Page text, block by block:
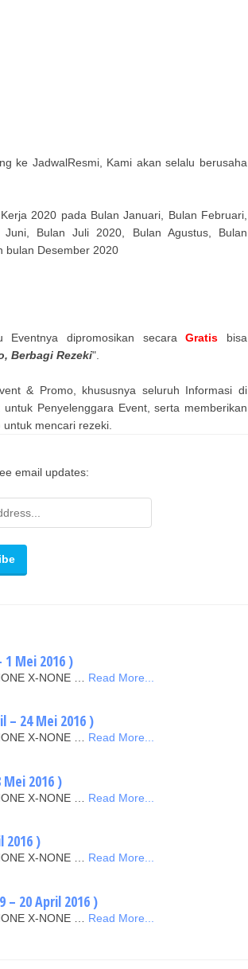
ke JadwalResmi, Kami akan selalu berusaha
2020 pada Bulan Januari, Bulan Februari,
Bulan Juli 2020, Bulan Agustus, Bulan
bulan Desember 2020
Eventnya dipromosikan secaraGratis bisa
Berbagi Rezeki".
& Promo, khususnya seluruh Informasi di
Penyelenggara Event, serta memberikan
mencari rezeki.
email updates:
Mei 2016 )
X-NONE … Read More...
– 24 Mei 2016 )
X-NONE … Read More...
2016 )
X-NONE … Read More...
2016 )
X-NONE … Read More...
– 20 April 2016 )
X-NONE … Read More...